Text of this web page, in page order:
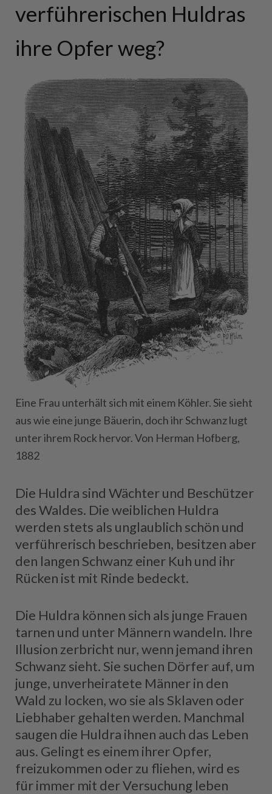
verführerischen Huldras
ihre Opfer weg?
Eine Frau unterhält sich mit einem Köhler. Sie sieht
aus wie eine junge Bäuerin, doch ihr Schwanz lugt
unter ihrem Rock hervor. Von Herman Hofberg,
1882
Die Huldra sind Wächter und Beschützer
des Waldes. Die weiblichen Huldra
werden stets als unglaublich schön und
verführerisch beschrieben, besitzen aber
den langen Schwanz einer Kuh und ihr
Rücken ist mit Rinde bedeckt.
Die Huldra können sich als junge Frauen
tarnen und unter Männern wandeln. Ihre
Illusion zerbricht nur, wenn jemand ihren
Schwanz sieht. Sie suchen Dörfer auf, um
junge, unverheiratete Männer in den
Wald zu locken, wo sie als Sklaven oder
Liebhaber gehalten werden. Manchmal
saugen die Huldra ihnen auch das Leben
aus. Gelingt es einem ihrer Opfer,
freizukommen oder zu fliehen, wird es
für immer mit der Versuchung leben